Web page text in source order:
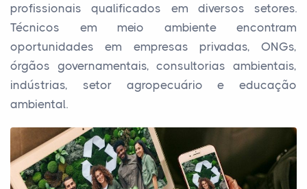
profissionais qualificados em diversos setores.
Técnicos em meio ambiente encontram
oportunidades em empresas privadas, ONGs,
órgãos governamentais, consultorias ambientais,
indústrias, setor agropecuário e educação
ambiental.